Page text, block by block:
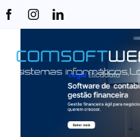
Skip
Login Cliente
Obter Acesso